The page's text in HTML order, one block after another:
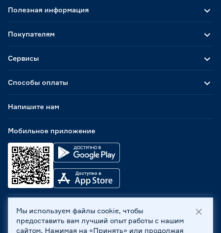
Способы оплаты
Мобильное приложение
Полезная информация
Покупателям
Сервисы
Напишите нам
ООО «Бауцентр Рус» 2004 -2026, 236029, г. Калининград,
ул. А.Невского, 205. ИНН 7702596813, КПП 390601001 ©
Все права защищены
Мы используем файлы cookie, чтобы
предоставить вам лучший опыт работы с нашим
сайтом. Нажимая на «Принять» или продолжая